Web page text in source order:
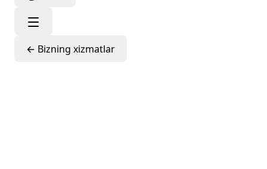
← Bizning xizmatlar